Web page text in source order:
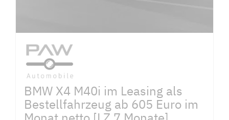
BMW X4 M40i im Leasing als
Bestellfahrzeug ab 605 Euro im